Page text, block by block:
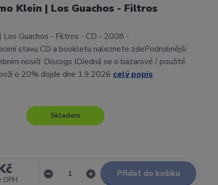
Klein | Los Guachos - Filtros
Los Guachos - Filtros - CD - 2008 -
stavu CD a bookletu naleznete zdePodrobnější
nosiči: Discogs IDJedná se o bazarové / použité
o 20% dojde dne 1.9.2026 celý popis
Skladem
DPH
Přidat do košíku